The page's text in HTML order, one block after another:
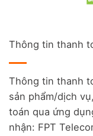
Thông tin thanh
Thông tin thanh
sản phẩm/dịch
toán qua ứng
nhận: FPT